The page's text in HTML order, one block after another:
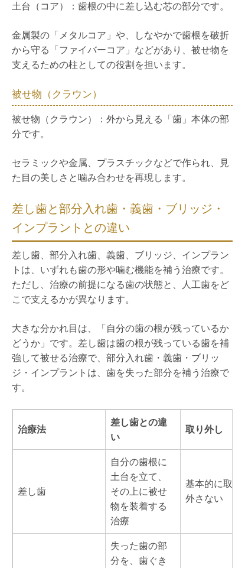
土台（コア）：歯根の中に差し込む芯の部分です。
金属製の「メタルコア」や、しなやかで歯根を破折
から守る「ファイバーコア」などがあり、被せ物を
支えるための柱としての役割を担います。
被せ物（クラウン）
被せ物（クラウン）：外から見える「歯」本体の部
分です。
セラミックや金属、プラスチックなどで作られ、見
た目の美しさと噛み合わせを再現します。
差し歯と部分入れ歯・義歯・ブリッジ・
インプラントとの違い
差し歯、部分入れ歯、義歯、ブリッジ、インプラン
トは、いずれも歯の形や噛む機能を補う治療です。
ただし、治療の前提になる歯の状態と、人工歯をど
こで支えるかが異なります。
大きな分かれ目は、「自分の歯の根が残っているか
どうか」です。差し歯は歯の根が残っている歯を補
強して被せる治療で、部分入れ歯・義歯・ブリッ
ジ・インプラントは、歯を失った部分を補う治療で
す。
治療法
差し歯との違
い
取り外し
差し歯
自分の歯根に
土台を立て、
その上に被せ
物を装着する
治療
基本的に取り
外さない
失った歯の部
分を、歯ぐき